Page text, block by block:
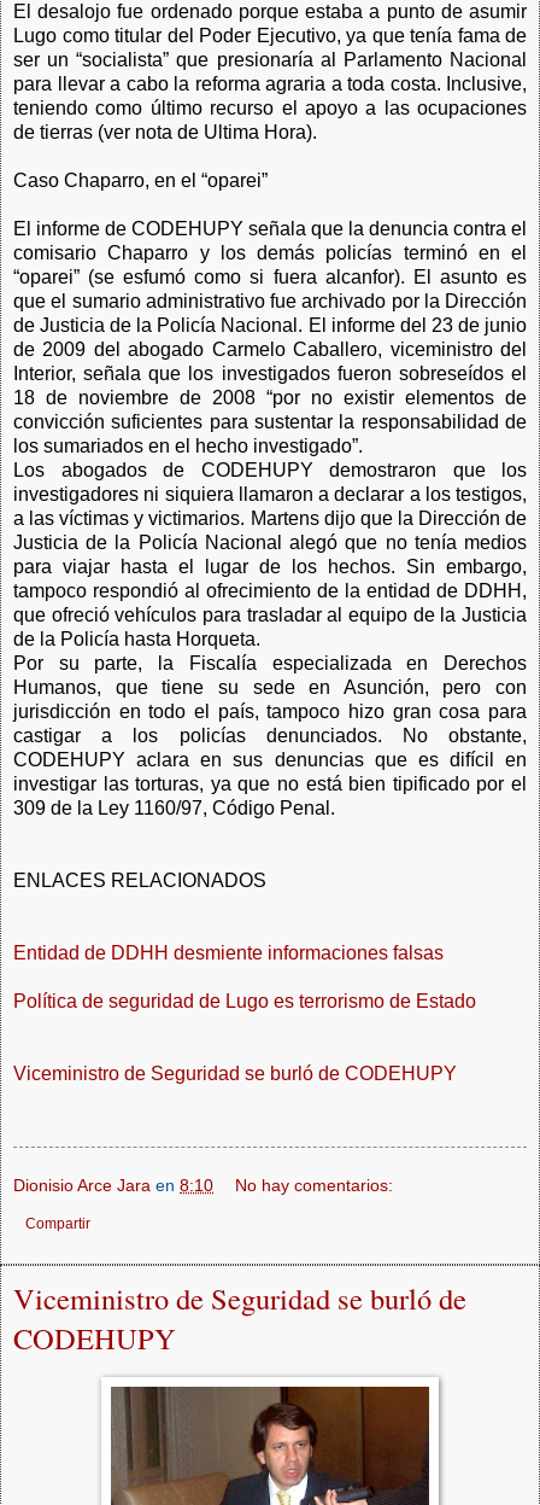
El desalojo fue ordenado porque estaba a punto de asumir
Lugo como titular del Poder Ejecutivo, ya que tenía fama de
ser un “socialista” que presionaría al Parlamento Nacional
para llevar a cabo la reforma agraria a toda costa. Inclusive,
teniendo como último recurso el apoyo a las ocupaciones
de tierras (ver nota de Ultima Hora).
Caso Chaparro, en el “oparei”
El informe de CODEHUPY señala que la denuncia contra el
comisario Chaparro y los demás policías terminó en el
“oparei” (se esfumó como si fuera alcanfor). El asunto es
que el sumario administrativo fue archivado por la Dirección
de Justicia de la Policía Nacional. El informe del 23 de junio
de 2009 del abogado Carmelo Caballero, viceministro del
Interior, señala que los investigados fueron sobreseídos el
18 de noviembre de 2008 “por no existir elementos de
convicción suficientes para sustentar la responsabilidad de
los sumariados en el hecho investigado”.
Los abogados de CODEHUPY demostraron que los
investigadores ni siquiera llamaron a declarar a los testigos,
a las víctimas y victimarios. Martens dijo que la Dirección de
Justicia de la Policía Nacional alegó que no tenía medios
para viajar hasta el lugar de los hechos. Sin embargo,
tampoco respondió al ofrecimiento de la entidad de DDHH,
que ofreció vehículos para trasladar al equipo de la Justicia
de la Policía hasta Horqueta.
Por su parte, la Fiscalía especializada en Derechos
Humanos, que tiene su sede en Asunción, pero con
jurisdicción en todo el país, tampoco hizo gran cosa para
castigar a los policías denunciados. No obstante,
CODEHUPY aclara en sus denuncias que es difícil en
investigar las torturas, ya que no está bien tipificado por el
309 de la Ley 1160/97, Código Penal.
ENLACES RELACIONADOS
Entidad de DDHH desmiente informaciones falsas
Política de seguridad de Lugo es terrorismo de Estado
Viceministro de Seguridad se burló de CODEHUPY
Dionisio Arce Jara en 8:10 No hay comentarios:
Compartir
Viceministro de Seguridad se burló de
CODEHUPY